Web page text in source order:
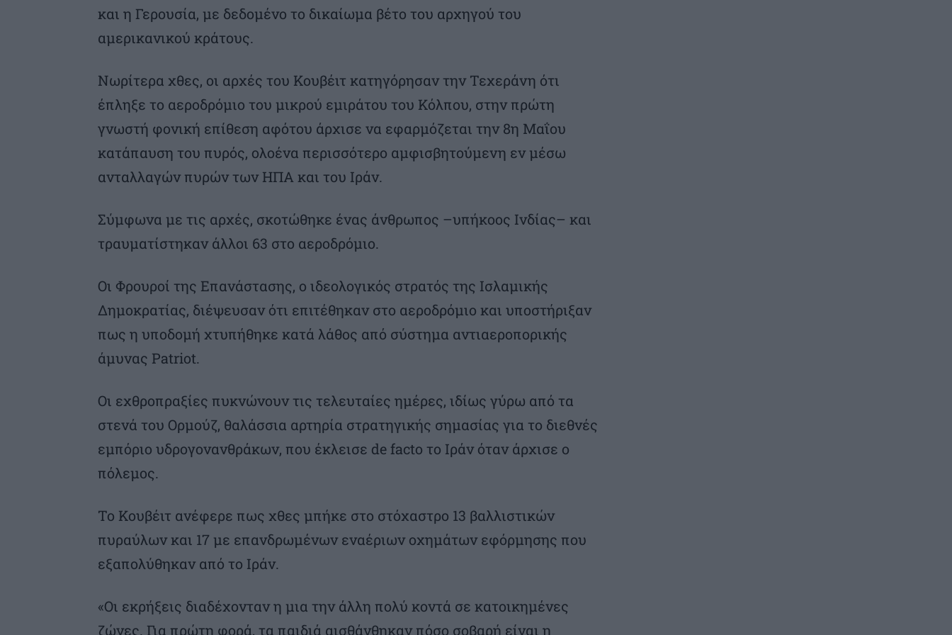
και η Γερουσία, με δεδομένο το δικαίωμα βέτο του αρχηγού του
αμερικανικού κράτους.
Νωρίτερα χθες, οι αρχές του Κουβέιτ κατηγόρησαν την Τεχεράνη ότι
έπληξε το αεροδρόμιο του μικρού εμιράτου του Κόλπου, στην πρώτη
γνωστή φονική επίθεση αφότου άρχισε να εφαρμόζεται την 8η Μαΐου
κατάπαυση του πυρός, ολοένα περισσότερο αμφισβητούμενη εν μέσω
ανταλλαγών πυρών των ΗΠΑ και του Ιράν.
Σύμφωνα με τις αρχές, σκοτώθηκε ένας άνθρωπος –υπήκοος Ινδίας– και
τραυματίστηκαν άλλοι 63 στο αεροδρόμιο.
Οι Φρουροί της Επανάστασης, ο ιδεολογικός στρατός της Ισλαμικής
Δημοκρατίας, διέψευσαν ότι επιτέθηκαν στο αεροδρόμιο και υποστήριξαν
πως η υποδομή χτυπήθηκε κατά λάθος από σύστημα αντιαεροπορικής
άμυνας Patriot.
Οι εχθροπραξίες πυκνώνουν τις τελευταίες ημέρες, ιδίως γύρω από τα
στενά του Ορμούζ, θαλάσσια αρτηρία στρατηγικής σημασίας για το διεθνές
εμπόριο υδρογονανθράκων, που έκλεισε de facto το Ιράν όταν άρχισε ο
πόλεμος.
Το Κουβέιτ ανέφερε πως χθες μπήκε στο στόχαστρο 13 βαλλιστικών
πυραύλων και 17 με επανδρωμένων εναέριων οχημάτων εφόρμησης που
εξαπολύθηκαν από το Ιράν.
«Οι εκρήξεις διαδέχονταν η μια την άλλη πολύ κοντά σε κατοικημένες
ζώνες. Για πρώτη φορά, τα παιδιά αισθάνθηκαν πόσο σοβαρή είναι η